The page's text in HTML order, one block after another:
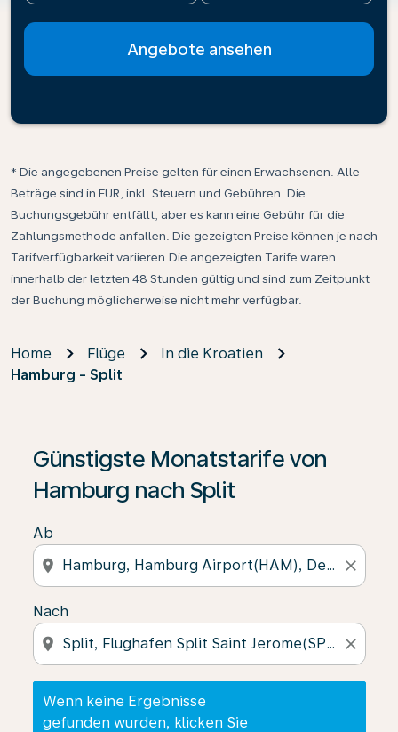
Angebote ansehen
* Die angegebenen Preise gelten für einen Erwachsenen. Alle
Beträge sind in EUR, inkl. Steuern und Gebühren. Die
Buchungsgebühr entfällt, aber es kann eine Gebühr für die
Zahlungsmethode anfallen. Die gezeigten Preise können je nach
Tarifverfügbarkeit variieren.Die angezeigten Tarife waren
innerhalb der letzten 48 Stunden gültig und sind zum Zeitpunkt
der Buchung möglicherweise nicht mehr verfügbar.
Home Flüge
In die Kroatien
Hamburg - Split
Günstigste Monatstarife von
Hamburg nach Split
Ab
location_on close
Nach
location_on close
Wenn keine Ergebnisse
gefunden wurden, klicken Sie
Wenn keine Ergebnisse gefunden wurden, klicken